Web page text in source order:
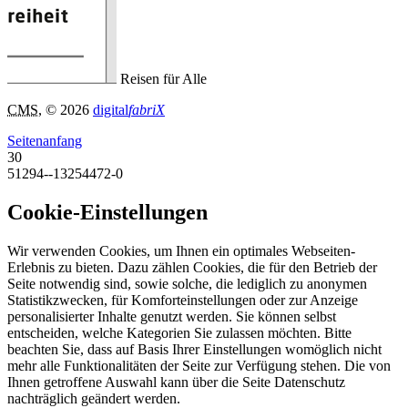
Reisen für Alle
CMS, © 2026 digitalfabriX
Seitenanfang
30
51294--13254472-0
Cookie-Einstellungen
Wir verwenden Cookies, um Ihnen ein optimales Webseiten-
Erlebnis zu bieten. Dazu zählen Cookies, die für den Betrieb der
Seite notwendig sind, sowie solche, die lediglich zu anonymen
Statistikzwecken, für Komforteinstellungen oder zur Anzeige
personalisierter Inhalte genutzt werden. Sie können selbst
entscheiden, welche Kategorien Sie zulassen möchten. Bitte
beachten Sie, dass auf Basis Ihrer Einstellungen womöglich nicht
mehr alle Funktionalitäten der Seite zur Verfügung stehen. Die von
Ihnen getroffene Auswahl kann über die Seite Datenschutz
nachträglich geändert werden.